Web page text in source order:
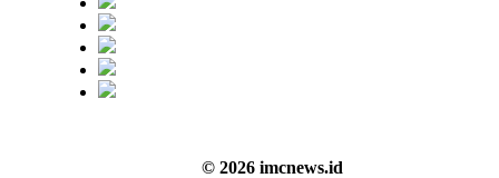
© 2026 imcnews.id